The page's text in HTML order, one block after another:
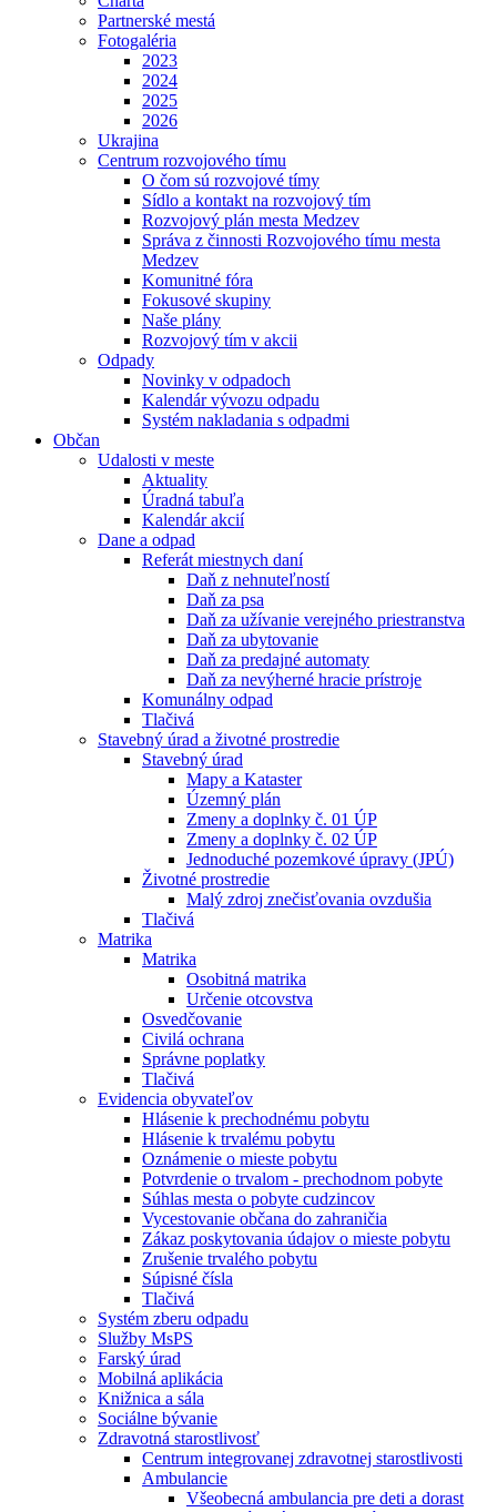
Partnerské mestá
Fotogaléria
2023
2024
2025
2026
Ukrajina
Centrum rozvojového tímu
O čom sú rozvojové tímy
Sídlo a kontakt na rozvojový tím
Rozvojový plán mesta Medzev
Správa z činnosti Rozvojového tímu mesta
Medzev
Komunitné fóra
Fokusové skupiny
Naše plány
Rozvojový tím v akcii
Odpady
Novinky v odpadoch
Kalendár vývozu odpadu
Systém nakladania s odpadmi
Občan
Udalosti v meste
Aktuality
Úradná tabuľa
Kalendár akcií
Dane a odpad
Referát miestnych daní
Daň z nehnuteľností
Daň za psa
Daň za užívanie verejného priestranstva
Daň za ubytovanie
Daň za predajné automaty
Daň za nevýherné hracie prístroje
Komunálny odpad
Tlačivá
Stavebný úrad a životné prostredie
Stavebný úrad
Mapy a Kataster
Územný plán
Zmeny a doplnky č. 01 ÚP
Zmeny a doplnky č. 02 ÚP
Jednoduché pozemkové úpravy (JPÚ)
Životné prostredie
Malý zdroj znečisťovania ovzdušia
Tlačivá
Matrika
Matrika
Osobitná matrika
Určenie otcovstva
Osvedčovanie
Civilá ochrana
Správne poplatky
Tlačivá
Evidencia obyvateľov
Hlásenie k prechodnému pobytu
Hlásenie k trvalému pobytu
Oznámenie o mieste pobytu
Potvrdenie o trvalom - prechodnom pobyte
Súhlas mesta o pobyte cudzincov
Vycestovanie občana do zahraničia
Zákaz poskytovania údajov o mieste pobytu
Zrušenie trvalého pobytu
Súpisné čísla
Tlačivá
Systém zberu odpadu
Služby MsPS
Farský úrad
Mobilná aplikácia
Knižnica a sála
Sociálne bývanie
Zdravotná starostlivosť
Centrum integrovanej zdravotnej starostlivosti
Ambulancie
Všeobecná ambulancia pre deti a dorast